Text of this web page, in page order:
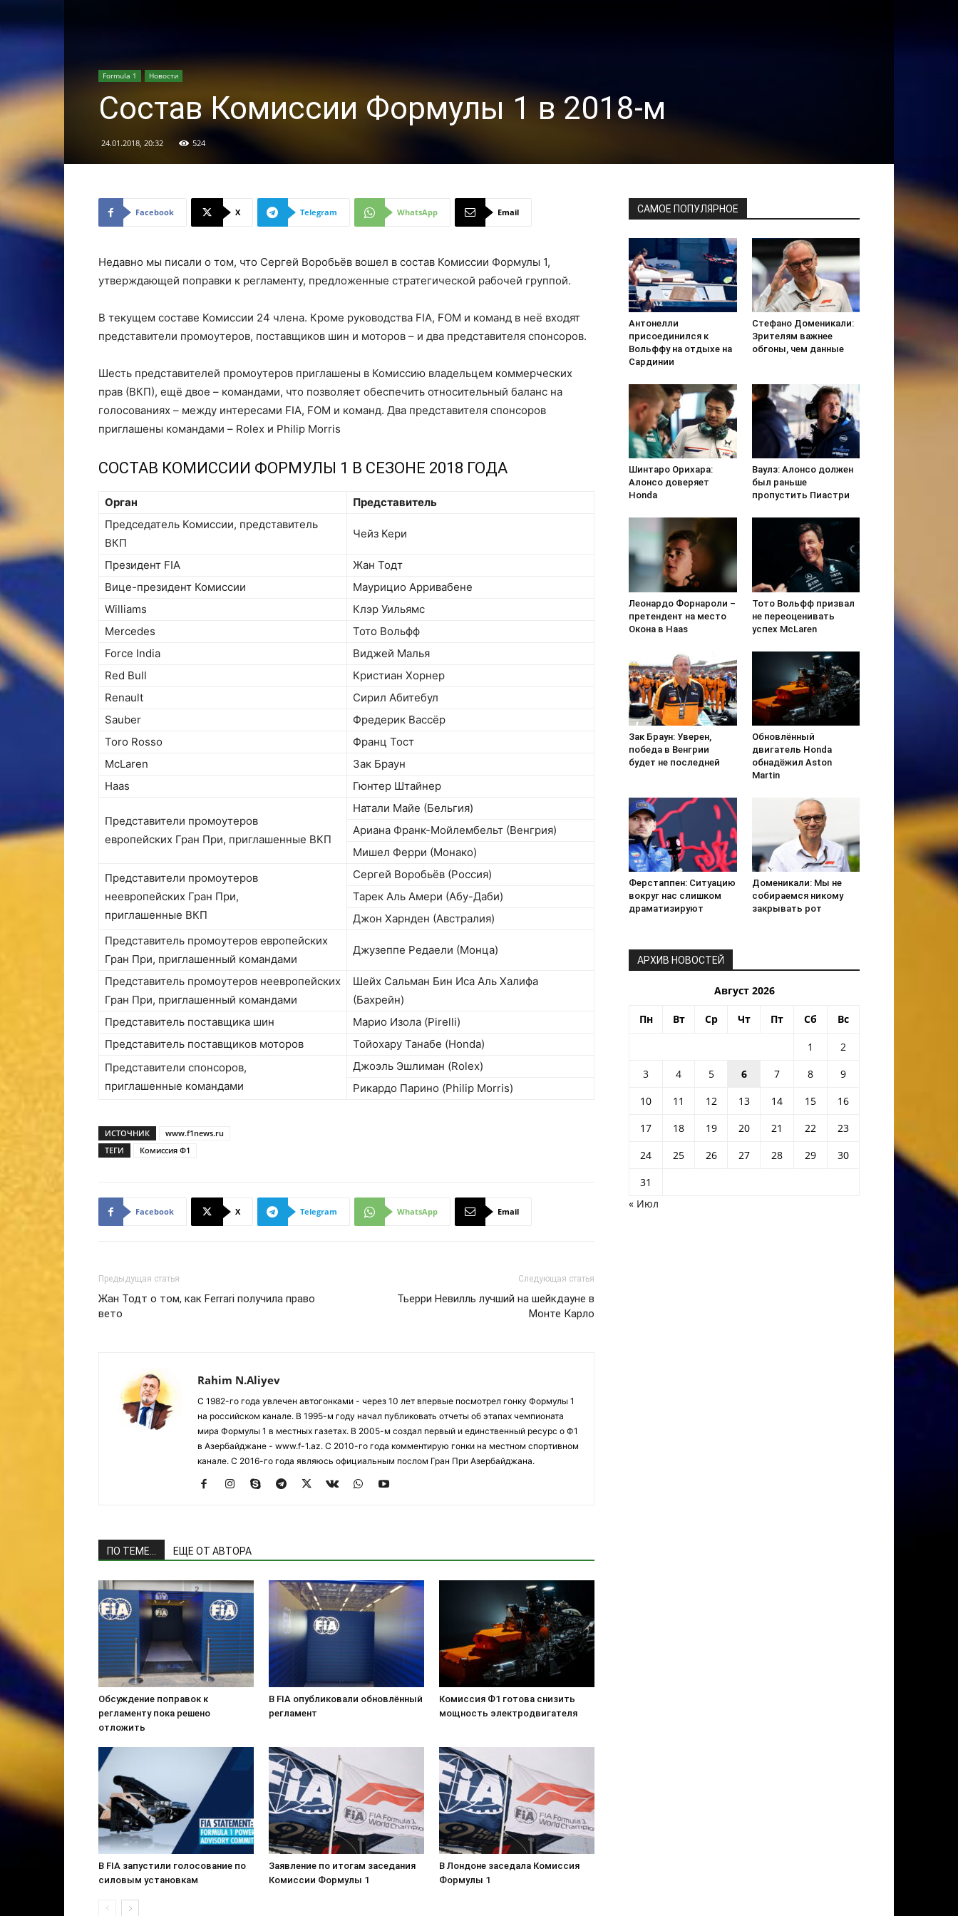
Formula 1 Новости
Состав Комиссии Формулы 1 в 2018-м
24.01.2018, 20:32 524
Facebook X Telegram WhatsApp Email
Недавно мы писали о том, что Сергей Воробьёв вошел в состав Комиссии Формулы 1,
утверждающей поправки к регламенту, предложенные стратегической рабочей группой.
В текущем составе Комиссии 24 члена. Кроме руководства FIA, FOM и команд в неё входят
представители промоутеров, поставщиков шин и моторов – и два представителя спонсоров.
Шесть представителей промоутеров приглашены в Комиссию владельцем коммерческих
прав (ВКП), ещё двое – командами, что позволяет обеспечить относительный баланс на
голосованиях – между интересами FIA, FOM и команд. Два представителя спонсоров
приглашены командами – Rolex и Philip Morris
СОСТАВ КОМИССИИ ФОРМУЛЫ 1 В СЕЗОНЕ 2018 ГОДА
Орган
Представитель
Председатель Комиссии, представитель
ВКП
Чейз Кери
Президент FIA
Жан Тодт
Вице-президент Комиссии
Маурицио Арривабене
Williams
Клэр Уильямс
Mercedes
Тото Вольфф
Force India
Виджей Малья
Red Bull
Кристиан Хорнер
Renault
Сирил Абитебул
Sauber
Фредерик Вассёр
Toro Rosso
Франц Тост
McLaren
Зак Браун
Haas
Гюнтер Штайнер
Представители промоутеров
европейских Гран При, приглашенные ВКП
Натали Майе (Бельгия)
Ариана Франк-Мойлембельт (Венгрия)
Мишел Ферри (Монако)
Представители промоутеров
неевропейских Гран При,
приглашенные ВКП
Сергей Воробьёв (Россия)
Тарек Аль Амери (Абу-Даби)
Джон Харнден (Австралия)
Представитель промоутеров европейских
Гран При, приглашенный командами
Джузеппе Редаели (Монца)
Представитель промоутеров неевропейских
Гран При, приглашенный командами
Шейх Сальман Бин Иса Аль Халифа
(Бахрейн)
Представитель поставщика шин
Марио Изола (Pirelli)
Представитель поставщиков моторов
Тойохару Танабе (Honda)
Представители спонсоров,
приглашенные командами
Джоэль Эшлиман (Rolex)
Рикардо Парино (Philip Morris)
ИСТОЧНИК
www.f1news.ru
ТЕГИ
Комиссия Ф1
Facebook X Telegram WhatsApp Email
Предыдущая статья
Жан Тодт о том, как Ferrari получила право
вето
Следующая статья
Тьерри Невилль лучший на шейкдауне в
Монте Карло
Rahim N.Aliyev
С 1982-го года увлечен автогонками - через 10 лет впервые посмотрел гонку Формулы 1
на российском канале. В 1995-м году начал публиковать отчеты об этапах чемпионата
мира Формулы 1 в местных газетах. В 2005-м создал первый и единственный ресурс о Ф1
в Азербайджане - www.f-1.az. С 2010-го года комментирую гонки на местном спортивном
канале. С 2016-го года являюсь официальным послом Гран При Азербайджана.
ПО ТЕМЕ... ЕЩЕ ОТ АВТОРА
Обсуждение поправок к
регламенту пока решено
отложить
В FIA опубликовали обновлённый
регламент
Комиссия Ф1 готова снизить
мощность электродвигателя
В FIA запустили голосование по
силовым установкам
Заявление по итогам заседания
Комиссии Формулы 1
В Лондоне заседала Комиссия
Формулы 1
САМОЕ ПОПУЛЯРНОЕ
Антонелли
присоединился к
Вольффу на отдыхе на
Сардинии
Стефано Доменикали:
Зрителям важнее
обгоны, чем данные
Шинтаро Орихара:
Алонсо доверяет
Honda
Ваулз: Алонсо должен
был раньше
пропустить Пиастри
Леонардо Форнароли –
претендент на место
Окона в Haas
Тото Вольфф призвал
не переоценивать
успех McLaren
Зак Браун: Уверен,
победа в Венгрии
будет не последней
Обновлённый
двигатель Honda
обнадёжил Aston
Martin
Ферстаппен: Ситуацию
вокруг нас слишком
драматизируют
Доменикали: Мы не
собираемся никому
закрывать рот
АРХИВ НОВОСТЕЙ
Август 2026
Пн Вт Ср Чт Пт Сб Вс
1
2
3
4 5 6 7 8
9
10
11 12 13 14 15
16
17
18 19 20 21 22
23
24
25 26 27 28 29
30
31
« Июл